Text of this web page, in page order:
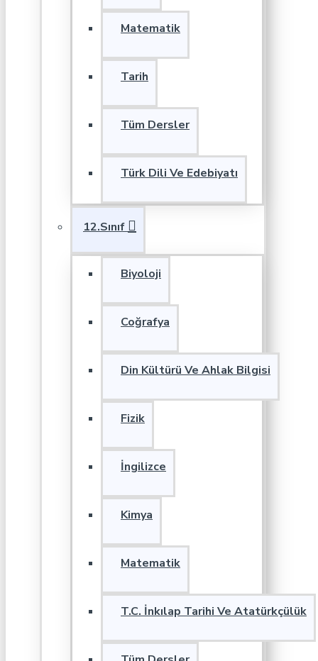
Matematik
Tarih
Tüm Dersler
Türk Dili Ve Edebiyatı
12.Sınıf
Biyoloji
Coğrafya
Din Kültürü Ve Ahlak Bilgisi
Fizik
İngilizce
Kimya
Matematik
T.C. İnkılap Tarihi Ve Atatürkçülük